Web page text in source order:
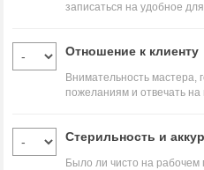
записаться на удобное
Отношение к клиенту
Внимательность мастера,
пожеланиям и отвечать на
Стерильность и
Было ли чисто на рабочем